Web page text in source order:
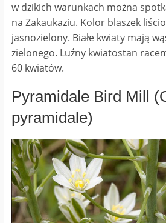
w dzikich warunkach można
na Zakaukaziu. Kolor blaszek
jasnozielony. Białe kwiaty mają
zielonego. Luźny kwiatostan
60 kwiatów.
Pyramidale Bird Mill
pyramidale)